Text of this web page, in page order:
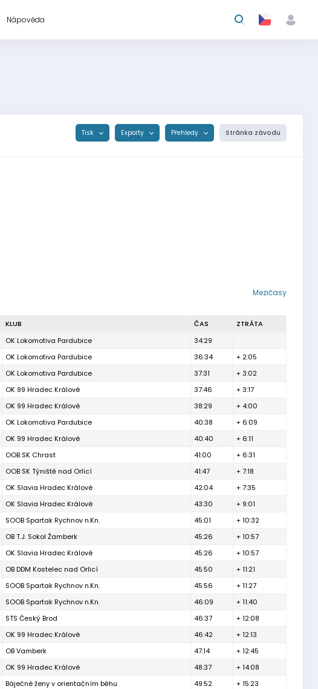
Nápověda
Tisk Exporty Přehledy Stránka závodu
Mezičasy
KLUB ČAS
ZTRÁTA
OK Lokomotiva Pardubice
34:29
OK Lokomotiva Pardubice 36:34
+ 2:05
OK Lokomotiva Pardubice 37:31
+ 3:02
OK 99 Hradec Králové 37:46
+ 3:17
OK 99 Hradec Králové 38:29
+ 4:00
OK Lokomotiva Pardubice 40:38
+ 6:09
OK 99 Hradec Králové 40:40
+ 6:11
OOB SK Chrast 41:00
+ 6:31
OOB SK Týniště nad Orlicí 41:47
+ 7:18
OK Slavia Hradec Králové 42:04
+ 7:35
OK Slavia Hradec Králové 43:30
+ 9:01
SOOB Spartak Rychnov n.Kn. 45:01
+ 10:32
OB T.J. Sokol Žamberk 45:26
+ 10:57
OK Slavia Hradec Králové 45:26
+ 10:57
OB DDM Kostelec nad Orlicí 45:50
+ 11:21
SOOB Spartak Rychnov n.Kn. 45:56
+ 11:27
SOOB Spartak Rychnov n.Kn. 46:09
+ 11:40
STS Český Brod 46:37
+ 12:08
OK 99 Hradec Králové 46:42
+ 12:13
OB Vamberk 47:14
+ 12:45
OK 99 Hradec Králové 48:37
+ 14:08
Báječné ženy v orientačním běhu 49:52
+ 15:23